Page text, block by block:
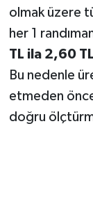
olmak üzere
her 1
TL ila 2,60 TL
Bu nedenle
etmeden önce
doğru